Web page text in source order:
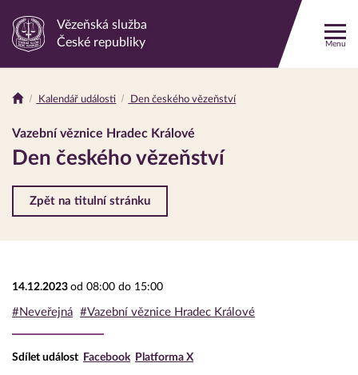
Odkaz
stránku
Vězeňská služba
České republiky
Menu
Drobečková
navigace
Kalendář události Den českého vězeňství
Vazební věznice Hradec Králové
Den českého vězeňství
Zpět na titulní stránku
14.12.2023 od 08:00 do 15:00
#Neveřejná #Vazební věznice Hradec Králové
Sdílet událost Facebook Platforma X